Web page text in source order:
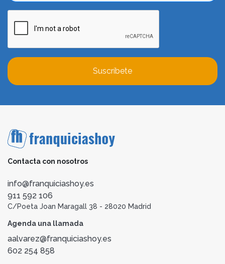
Suscríbete
Contacta con nosotros
info@franquiciashoy.es
911 592 106
C/Poeta Joan Maragall 38 - 28020 Madrid
Agenda una llamada
aalvarez@franquiciashoy.es
602 254 858